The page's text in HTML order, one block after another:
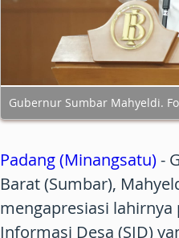
Gubernur Sumbar Mahyeldi.
Padang (Minangsatu)-
Barat (Sumbar),
mengapresiasi lahirnya
Informasi Desa (SID)